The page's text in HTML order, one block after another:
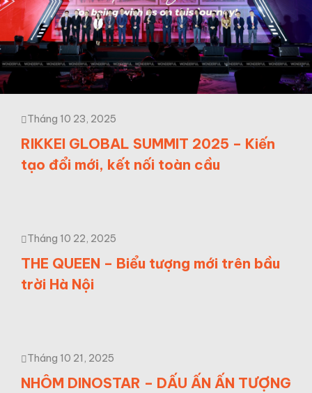
Tháng 10 23, 2025
RIKKEI GLOBAL SUMMIT 2025 – Kiến
tạo đổi mới, kết nối toàn cầu
Tháng 10 22, 2025
THE QUEEN – Biểu tượng mới trên bầu
trời Hà Nội
Tháng 10 21, 2025
NHÔM DINOSTAR – DẤU ẤN ẤN TƯỢNG